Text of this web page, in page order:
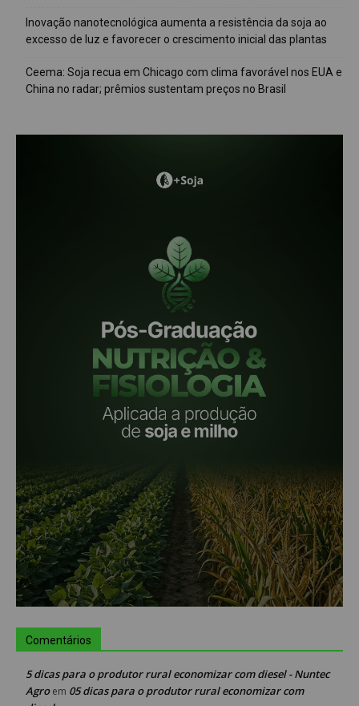
Inovação nanotecnológica aumenta a resistência da soja ao
excesso de luz e favorecer o crescimento inicial das plantas
Ceema: Soja recua em Chicago com clima favorável nos EUA e
China no radar; prêmios sustentam preços no Brasil
Comentários
5 dicas para o produtor rural economizar com diesel - Nuntec
Agroem 05 dicas para o produtor rural economizar com